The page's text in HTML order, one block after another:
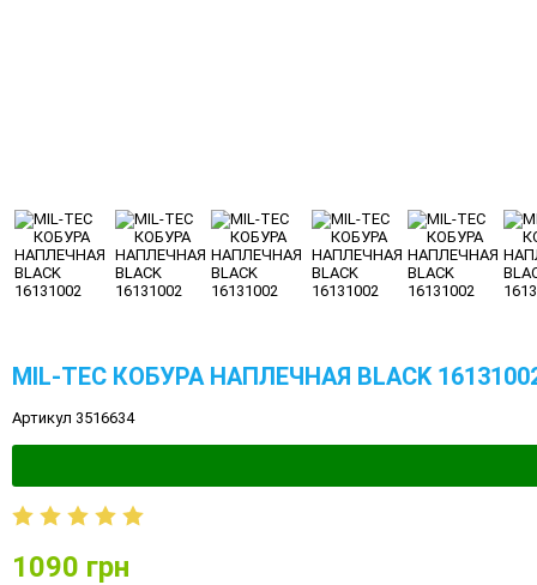
MIL-TEC КОБУРА НАПЛЕЧНАЯ BLACK
Артикул 3516634
1090 грн